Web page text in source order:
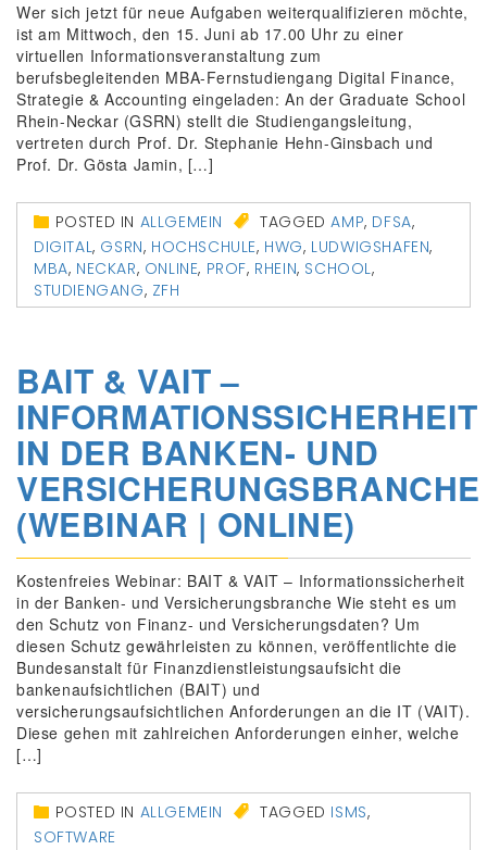
Wer sich jetzt für neue Aufgaben weiterqualifizieren möchte,
ist am Mittwoch, den 15. Juni ab 17.00 Uhr zu einer
virtuellen Informationsveranstaltung zum
berufsbegleitenden MBA-Fernstudiengang Digital Finance,
Strategie & Accounting eingeladen: An der Graduate School
Rhein-Neckar (GSRN) stellt die Studiengangsleitung,
vertreten durch Prof. Dr. Stephanie Hehn-Ginsbach und
Prof. Dr. Gösta Jamin, […]
POSTED IN ALLGEMEIN TAGGEDAMP, DFSA,
DIGITAL, GSRN, HOCHSCHULE, HWG, LUDWIGSHAFEN,
MBA, NECKAR, ONLINE, PROF, RHEIN, SCHOOL,
STUDIENGANG, ZFH
BAIT & VAIT –
INFORMATIONSSICHERHEIT
IN DER BANKEN- UND
VERSICHERUNGSBRANCHE
(WEBINAR | ONLINE)
Kostenfreies Webinar: BAIT & VAIT – Informationssicherheit
in der Banken- und Versicherungsbranche Wie steht es um
den Schutz von Finanz- und Versicherungsdaten? Um
diesen Schutz gewährleisten zu können, veröffentlichte die
Bundesanstalt für Finanzdienstleistungsaufsicht die
bankenaufsichtlichen (BAIT) und
versicherungsaufsichtlichen Anforderungen an die IT (VAIT).
Diese gehen mit zahlreichen Anforderungen einher, welche
[…]
POSTED IN ALLGEMEIN TAGGED ISMS,
SOFTWARE